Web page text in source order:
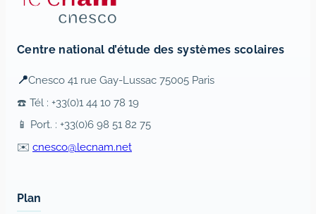
Centre national d’étude des systèmes scolaires
📍Cnesco 41 rue Gay-Lussac 75005 Paris
☎️ Tél : +33(0)1 44 10 78 19
📱 Port. : +33(0)6 98 51 82 75
✉️ cnesco@lecnam.net
Plan